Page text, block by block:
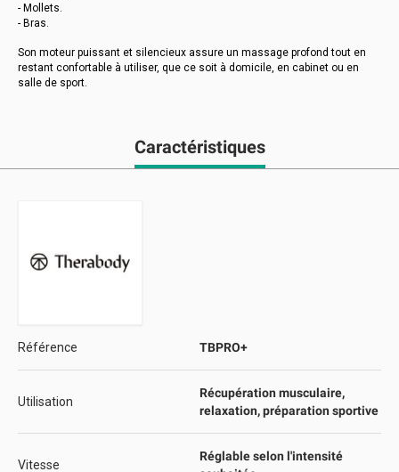
- Mollets.
- Bras.
Son moteur puissant et silencieux assure un massage profond tout en
restant confortable à utiliser, que ce soit à domicile, en cabinet ou en
salle de sport.
Caractéristiques
Référence TBPRO+
Utilisation
Récupération musculaire,
relaxation, préparation sportive
Vitesse
Réglable selon l'intensité